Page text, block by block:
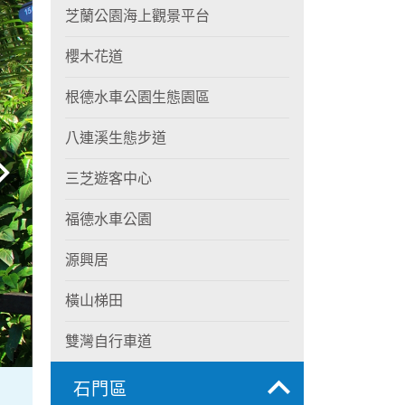
芝蘭公園海上觀景平台
櫻木花道
根德水車公園生態園區
八連溪生態步道
三芝遊客中心
福德水車公園
源興居
橫山梯田
雙灣自行車道
石門區